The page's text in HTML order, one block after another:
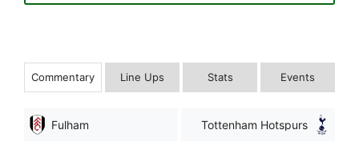
Commentary Line Ups Stats Events
Fulham Tottenham Hotspurs